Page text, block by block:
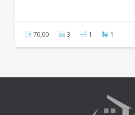
70,00 3 1 1